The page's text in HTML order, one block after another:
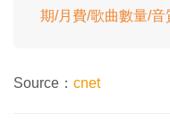
期/月費/歌曲數量/音
Source： cnet